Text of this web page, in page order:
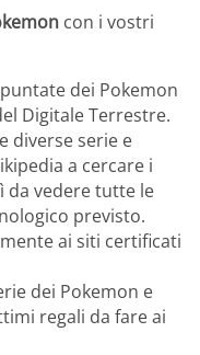
con i vostri
dei Pokemon
Digitale Terrestre.
diverse serie e
a cercare i
da vedere tutte le
previsto.
ai siti certificati
dei Pokemon e
regali da fare ai